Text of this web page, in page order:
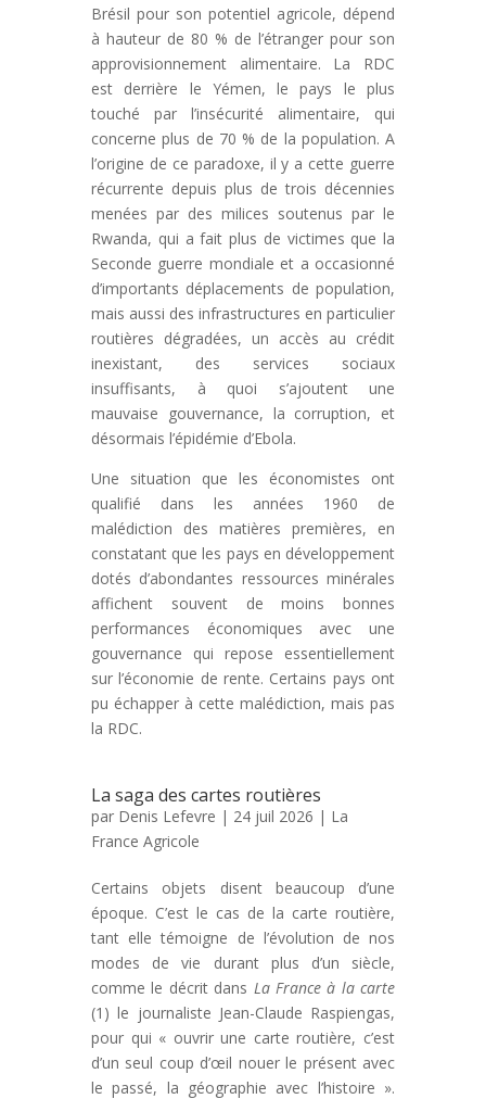
Brésil pour son potentiel agricole, dépend
à hauteur de 80 % de l’étranger pour son
approvisionnement alimentaire. La RDC
est derrière le Yémen, le pays le plus
touché par l’insécurité alimentaire, qui
concerne plus de 70 % de la population. A
l’origine de ce paradoxe, il y a cette guerre
récurrente depuis plus de trois décennies
menées par des milices soutenus par le
Rwanda, qui a fait plus de victimes que la
Seconde guerre mondiale et a occasionné
d’importants déplacements de population,
mais aussi des infrastructures en particulier
routières dégradées, un accès au crédit
inexistant, des services sociaux
insuffisants, à quoi s’ajoutent une
mauvaise gouvernance, la corruption, et
désormais l’épidémie d’Ebola.
Une situation que les économistes ont
qualifié dans les années 1960 de
malédiction des matières premières, en
constatant que les pays en développement
dotés d’abondantes ressources minérales
affichent souvent de moins bonnes
performances économiques avec une
gouvernance qui repose essentiellement
sur l’économie de rente. Certains pays ont
pu échapper à cette malédiction, mais pas
la RDC.
La saga des cartes routières
par Denis Lefevre | 24 juil 2026 | La
France Agricole
Certains objets disent beaucoup d’une
époque. C’est le cas de la carte routière,
tant elle témoigne de l’évolution de nos
modes de vie durant plus d’un siècle,
comme le décrit dans La France à la carte
(1) le journaliste Jean-Claude Raspiengas,
pour qui « ouvrir une carte routière, c’est
d’un seul coup d’œil nouer le présent avec
le passé, la géographie avec l’histoire ».